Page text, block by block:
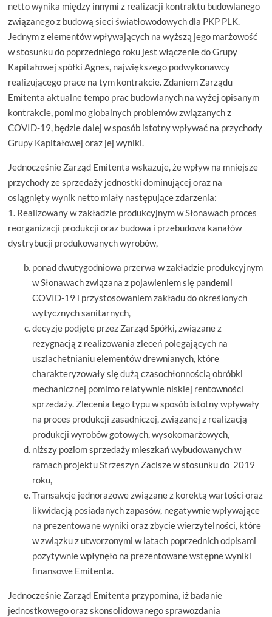
netto wynika między innymi z realizacji kontraktu budowlanego
związanego z budową sieci światłowodowych dla PKP PLK.
Jednym z elementów wpływających na wyższą jego marżowość
w stosunku do poprzedniego roku jest włączenie do Grupy
Kapitałowej spółki Agnes, największego podwykonawcy
realizującego prace na tym kontrakcie. Zdaniem Zarządu
Emitenta aktualne tempo prac budowlanych na wyżej opisanym
kontrakcie, pomimo globalnych problemów związanych z
COVID-19, będzie dalej w sposób istotny wpływać na przychody
Grupy Kapitałowej oraz jej wyniki.
Jednocześnie Zarząd Emitenta wskazuje, że wpływ na mniejsze
przychody ze sprzedaży jednostki dominującej oraz na
osiągnięty wynik netto miały następujące zdarzenia:
1. Realizowany w zakładzie produkcyjnym w Słonawach proces
reorganizacji produkcji oraz budowa i przebudowa kanałów
dystrybucji produkowanych wyrobów,
ponad dwutygodniowa przerwa w zakładzie produkcyjnym
w Słonawach związana z pojawieniem się pandemii
COVID-19 i przystosowaniem zakładu do określonych
wytycznych sanitarnych,
decyzje podjęte przez Zarząd Spółki, związane z
rezygnacją z realizowania zleceń polegających na
uszlachetnianiu elementów drewnianych, które
charakteryzowały się dużą czasochłonnością obróbki
mechanicznej pomimo relatywnie niskiej rentowności
sprzedaży. Zlecenia tego typu w sposób istotny wpływały
na proces produkcji zasadniczej, związanej z realizacją
produkcji wyrobów gotowych, wysokomarżowych,
niższy poziom sprzedaży mieszkań wybudowanych w
ramach projektu Strzeszyn Zacisze w stosunku do 2019
roku,
Transakcje jednorazowe związane z korektą wartości oraz
likwidacją posiadanych zapasów, negatywnie wpływające
na prezentowane wyniki oraz zbycie wierzytelności, które
w związku z utworzonymi w latach poprzednich odpisami
pozytywnie wpłynęło na prezentowane wstępne wyniki
finansowe Emitenta.
Jednocześnie Zarząd Emitenta przypomina, iż badanie
jednostkowego oraz skonsolidowanego sprawozdania